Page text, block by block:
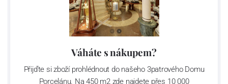
Váháte s nákupem?
Přijďte si zboží prohlédnout do našeho 3patrového Domu
Porcelánu. Na 450 m2 zde najdete přes 10 000